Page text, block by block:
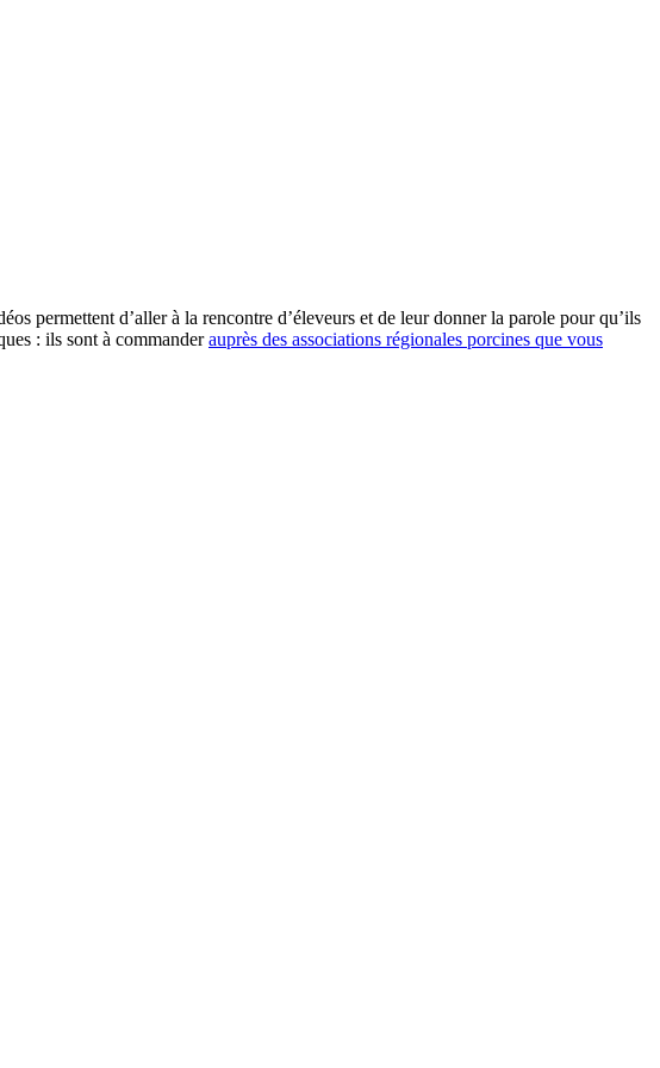
permettent d’aller à la rencontre d’éleveurs et de leur donner la parole pour qu’ils
: ils sont à commanderauprès des associations régionales porcines que vous